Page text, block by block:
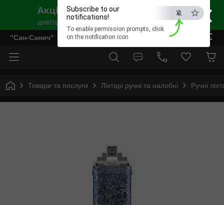
×
ESC
Subscribe to our
notifications!
To enable permission prompts, click
on the notification icon
"Сан-Санич"
Товари та послуги Ліхтарі ручні та налобні Ручні